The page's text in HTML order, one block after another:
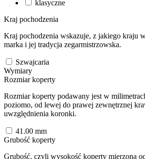
klasyczne
Kraj pochodzenia
Kraj pochodzenia wskazuje, z jakiego kraju
marka i jej tradycja zegarmistrzowska.
Szwajcaria
Wymiary
Rozmiar koperty
Rozmiar koperty podawany jest w
poziomo, od lewej do prawej zewnętrznej
uwzględnienia koronki.
41.00 mm
Grubość koperty
Grubość, czyli wysokość koperty mierzona